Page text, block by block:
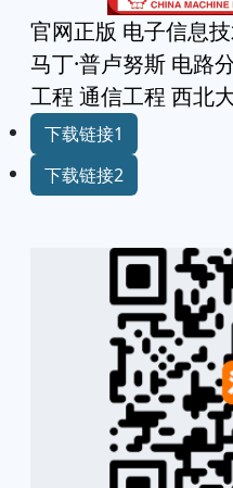
官网正版 电子信息
马丁·普卢努斯 电路
工程 通信工程 西北
下载链接1
下载链接2